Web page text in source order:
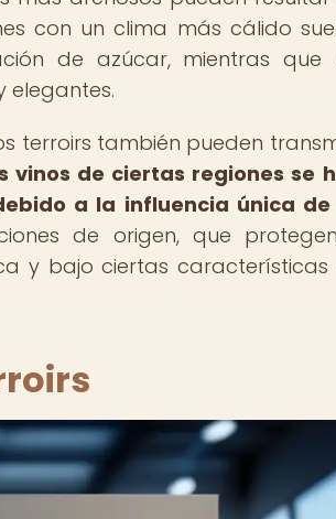
con un clima más cálido
de azúcar, mientras que
elegantes.
terroirs también pueden
vinos de ciertas regiones se
a la influencia única de
de origen, que
y bajo ciertas características